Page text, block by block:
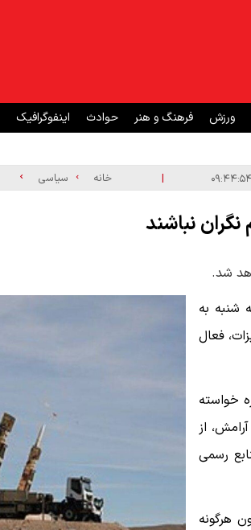
ورزش فرهنگ و هنر حوادث اینفوگرافیک
| خانه سیاسی
نباشند
شد.
شنبه به
فعال
خواسته
از
رسمی
هرگونه